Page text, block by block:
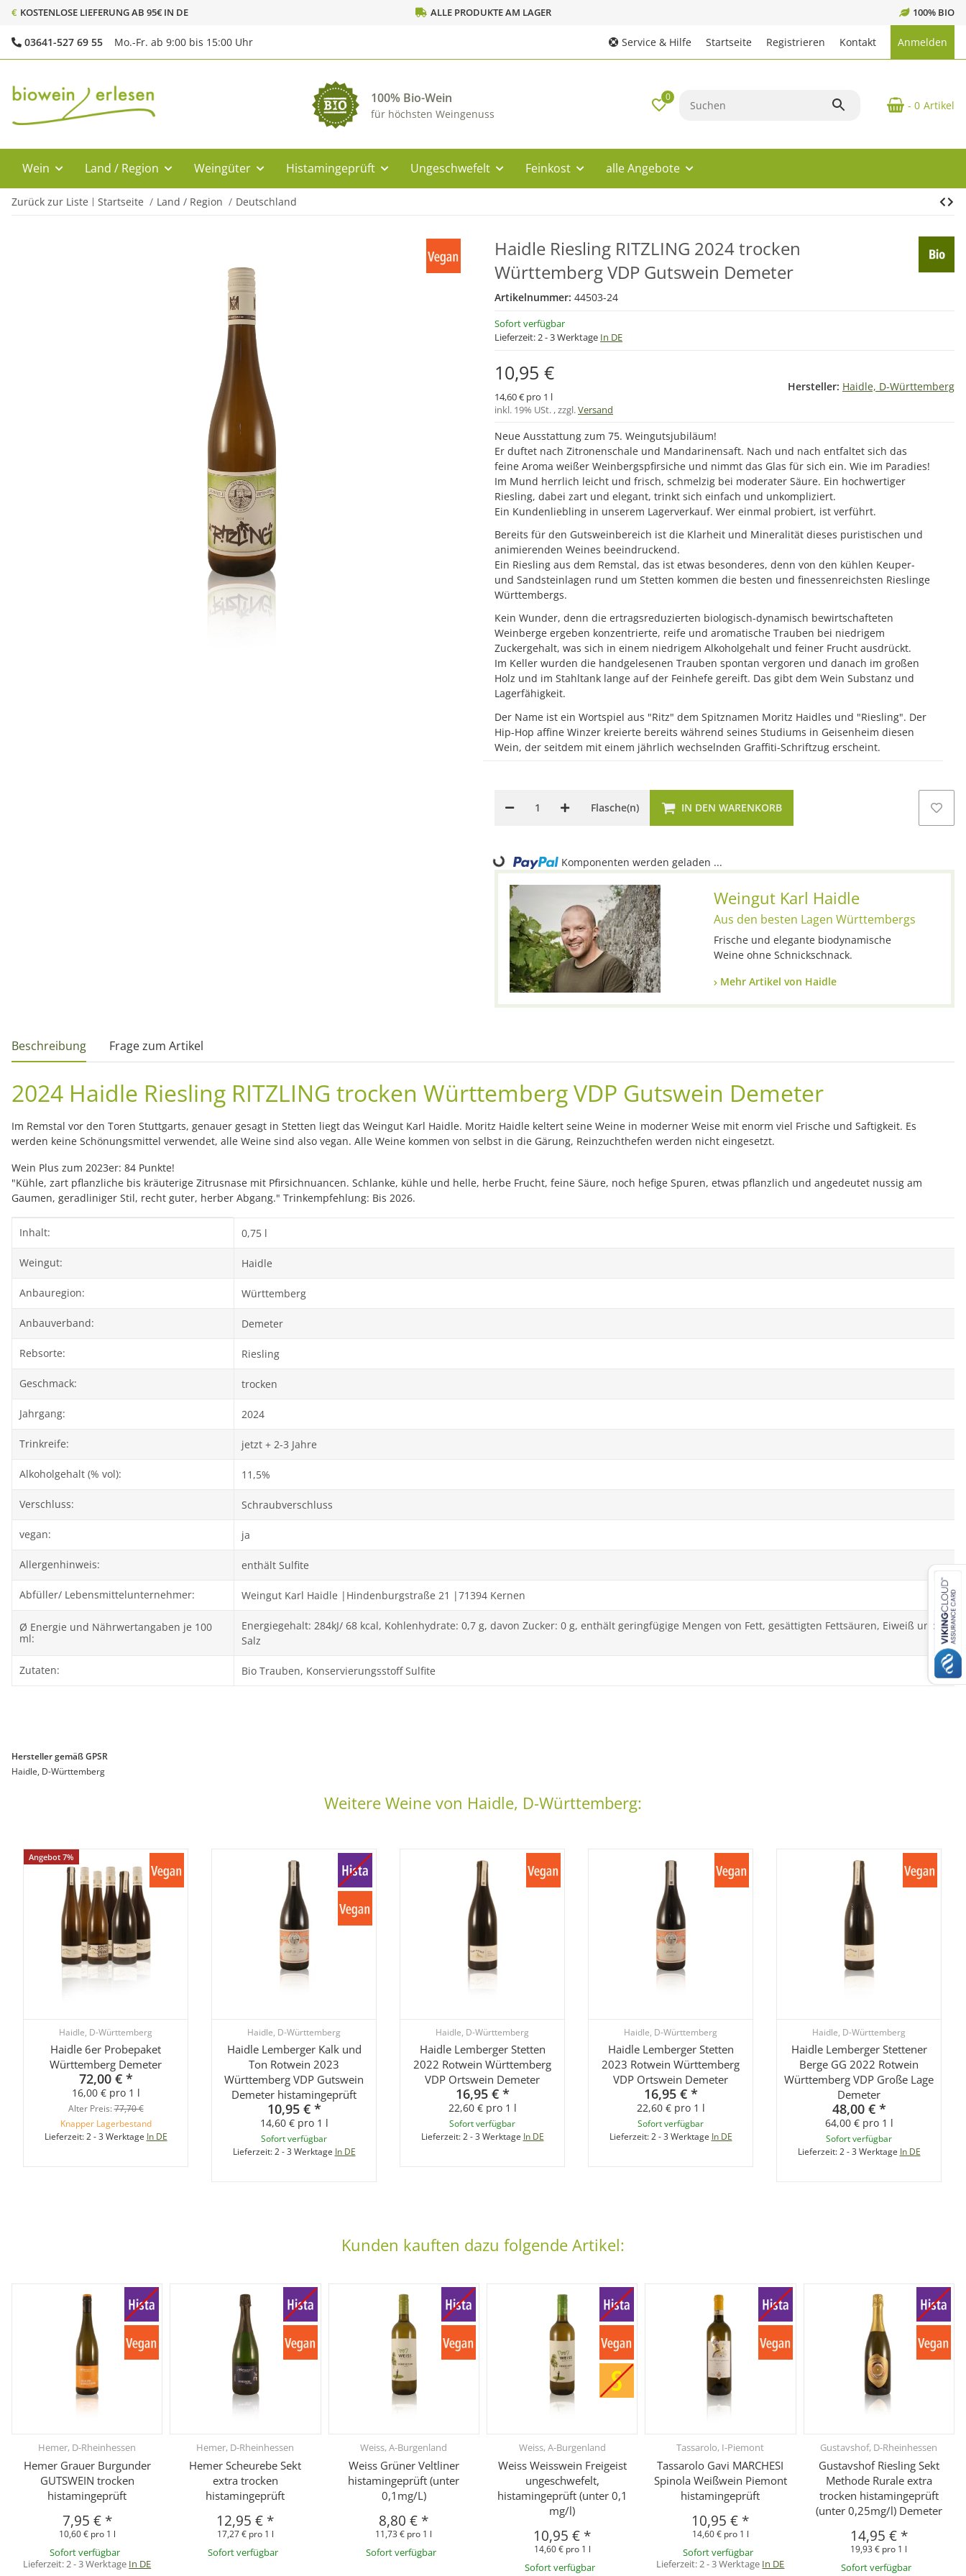
€ KOSTENLOSE LIEFERUNG AB 95€ IN DE ALLE PRODUKTE AM LAGER 100% BIO
03641-527 69 55 Mo.-Fr. ab 9:00 bis 15:00 Uhr Service & Hilfe Startseite Registrieren Kontakt Anmelden
100% Bio-Wein
für höchsten Weingenuss
0
- 0 Artikel
Wein Land / Region Weingüter Histamingeprüft Ungeschwefelt Feinkost alle Angebote
Zurück zur Liste Startseite Land / Region Deutschland
Haidle Riesling RITZLING 2024 trocken
Württemberg VDP Gutswein Demeter
Artikelnummer: 44503-24
Sofort verfügbar
Lieferzeit:2 - 3 Werktage In DE
10,95 €
14,60 € pro 1 l
inkl. 19% USt. , zzgl.Versand
Hersteller: Haidle, D-Württemberg
Neue Ausstattung zum 75. Weingutsjubiläum!
Er duftet nach Zitronenschale und Mandarinensaft. Nach und nach entfaltet sich das
feine Aroma weißer Weinbergspfirsiche und nimmt das Glas für sich ein. Wie im Paradies!
Im Mund herrlich leicht und frisch, schmelzig bei moderater Säure. Ein hochwertiger
Riesling, dabei zart und elegant, trinkt sich einfach und unkompliziert.
Ein Kundenliebling in unserem Lagerverkauf. Wer einmal probiert, ist verführt.
Bereits für den Gutsweinbereich ist die Klarheit und Mineralität dieses puristischen und
animierenden Weines beeindruckend.
Ein Riesling aus dem Remstal, das ist etwas besonderes, denn von den kühlen Keuper-
und Sandsteinlagen rund um Stetten kommen die besten und finessenreichsten Rieslinge
Württembergs.
Kein Wunder, denn die ertragsreduzierten biologisch-dynamisch bewirtschafteten
Weinberge ergeben konzentrierte, reife und aromatische Trauben bei niedrigem
Zuckergehalt, was sich in einem niedrigem Alkoholgehalt und feiner Frucht ausdrückt.
Im Keller wurden die handgelesenen Trauben spontan vergoren und danach im großen
Holz und im Stahltank lange auf der Feinhefe gereift. Das gibt dem Wein Substanz und
Lagerfähigkeit.
Der Name ist ein Wortspiel aus "Ritz" dem Spitznamen Moritz Haidles und "Riesling". Der
Hip-Hop affine Winzer kreierte bereits während seines Studiums in Geisenheim diesen
Wein, der seitdem mit einem jährlich wechselnden Graffiti-Schriftzug erscheint.
Flasche(n) IN DEN WARENKORB
Loading... Komponenten werden geladen ...
Weingut Karl Haidle
Aus den besten Lagen Württembergs
Frische und elegante biodynamische
Weine ohne Schnickschnack.
Mehr Artikel von Haidle
weitere Registerkarten anzeigen
Beschreibung Frage zum Artikel
2024 Haidle Riesling RITZLING trocken Württemberg VDP Gutswein Demeter
Im Remstal vor den Toren Stuttgarts, genauer gesagt in Stetten liegt das Weingut Karl Haidle. Moritz Haidle keltert seine Weine in moderner Weise mit enorm viel Frische und Saftigkeit. Es
werden keine Schönungsmittel verwendet, alle Weine sind also vegan. Alle Weine kommen von selbst in die Gärung, Reinzuchthefen werden nicht eingesetzt.
Wein Plus zum 2023er: 84 Punkte!
"Kühle, zart pflanzliche bis kräuterige Zitrusnase mit Pfirsichnuancen. Schlanke, kühle und helle, herbe Frucht, feine Säure, noch hefige Spuren, etwas pflanzlich und angedeutet nussig am
Gaumen, geradliniger Stil, recht guter, herber Abgang." Trinkempfehlung: Bis 2026.
Produkteigenschaft
Wert
Inhalt: 0,75 l
Weingut: Haidle
Anbauregion: Württemberg
Anbauverband: Demeter
Rebsorte: Riesling
Geschmack: trocken
Jahrgang: 2024
Trinkreife: jetzt + 2-3 Jahre
Alkoholgehalt (% vol): 11,5%
Verschluss: Schraubverschluss
vegan: ja
Allergenhinweis: enthält Sulfite
Abfüller/ Lebensmittelunternehmer: Weingut Karl Haidle |Hindenburgstraße 21 |71394 Kernen
Ø Energie und Nährwertangaben je 100
ml:
Energiegehalt: 284kJ/ 68 kcal, Kohlenhydrate: 0,7 g, davon Zucker: 0 g, enthält geringfügige Mengen von Fett, gesättigten Fettsäuren, Eiweiß und
Salz
Zutaten: Bio Trauben, Konservierungsstoff Sulfite
Hersteller gemäß GPSR
Haidle, D-Württemberg
Weitere Weine von Haidle, D-Württemberg:
Angebot 7%
Haidle, D-Württemberg
Haidle 6er Probepaket
Württemberg Demeter
72,00 € *
16,00 € pro 1 l
Alter Preis: 77,70 €
Knapper Lagerbestand
Lieferzeit:2 - 3 Werktage In DE
Haidle, D-Württemberg
Haidle Lemberger Kalk und
Ton Rotwein 2023
Württemberg VDP Gutswein
Demeter histamingeprüft
10,95 € *
14,60 € pro 1 l
Sofort verfügbar
Lieferzeit:2 - 3 Werktage In DE
Haidle, D-Württemberg
Haidle Lemberger Stetten
2022 Rotwein Württemberg
VDP Ortswein Demeter
16,95 € *
22,60 € pro 1 l
Sofort verfügbar
Lieferzeit:2 - 3 Werktage In DE
Haidle, D-Württemberg
Haidle Lemberger Stetten
2023 Rotwein Württemberg
VDP Ortswein Demeter
16,95 € *
22,60 € pro 1 l
Sofort verfügbar
Lieferzeit:2 - 3 Werktage In DE
Haidle, D-Württemberg
Haidle Lemberger Stettener
Berge GG 2022 Rotwein
Württemberg VDP Große Lage
Demeter
48,00 € *
64,00 € pro 1 l
Sofort verfügbar
Lieferzeit:2 - 3 Werktage In DE
Kunden kauften dazu folgende Artikel:
Hemer, D-Rheinhessen
Hemer Grauer Burgunder
GUTSWEIN trocken
histamingeprüft
7,95 € *
10,60 € pro 1 l
Sofort verfügbar
Lieferzeit:2 - 3 Werktage In DE
Hemer, D-Rheinhessen
Hemer Scheurebe Sekt
extra trocken
histamingeprüft
12,95 € *
17,27 € pro 1 l
Sofort verfügbar
Weiss, A-Burgenland
Weiss Grüner Veltliner
histamingeprüft (unter
0,1mg/L)
8,80 € *
11,73 € pro 1 l
Sofort verfügbar
Weiss, A-Burgenland
Weiss Weisswein Freigeist
ungeschwefelt,
histamingeprüft (unter 0,1
mg/l)
10,95 € *
14,60 € pro 1 l
Sofort verfügbar
Tassarolo, I-Piemont
Tassarolo Gavi MARCHESI
Spinola Weißwein Piemont
histamingeprüft
10,95 € *
14,60 € pro 1 l
Sofort verfügbar
Lieferzeit:2 - 3 Werktage In DE
Gustavshof, D-Rheinhessen
Gustavshof Riesling Sekt
Methode Rurale extra
trocken histamingeprüft
(unter 0,25mg/l) Demeter
14,95 € *
19,93 € pro 1 l
Sofort verfügbar